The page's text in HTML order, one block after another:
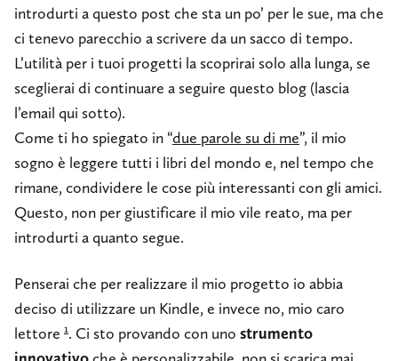
introdurti a questo post che sta un po’ per le sue, ma che
ci tenevo parecchio a scrivere da un sacco di tempo.
L’utilità per i tuoi progetti la scoprirai solo alla lunga, se
sceglierai di continuare a seguire questo blog (lascia
l’email qui sotto).
Come ti ho spiegato in “due parole su di me”, il mio
sogno è leggere tutti i libri del mondo e, nel tempo che
rimane, condividere le cose più interessanti con gli amici.
Questo, non per giustificare il mio vile reato, ma per
introdurti a quanto segue.
Penserai che per realizzare il mio progetto io abbia
deciso di utilizzare un Kindle, e invece no, mio caro
lettore 1. Ci sto provando con uno strumento